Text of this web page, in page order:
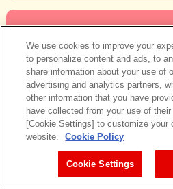
We use cookies to improve your
to personalize content and ads, to
share information about your use of
advertising and analytics partners,
other information that you have
have collected from your use of
[Cookie Settings] to customize your
website.
Cookie Policy
Cookie Settings